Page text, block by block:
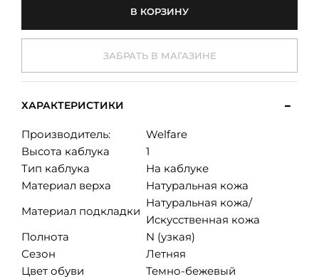
В КОРЗИНУ
ЗАБРАТЬ В МАГАЗИНЕ
ХАРАКТЕРИСТИКИ
Производитель:
Welfare
Высота каблука
1
Тип каблука
На каблуке
Материал верха
Натуральная кожа
Материал подкладки
Натуральная кожа/
Искусственная кожа
Полнота
N (узкая)
Сезон
Летняя
Цвет обуви
Темно-бежевый